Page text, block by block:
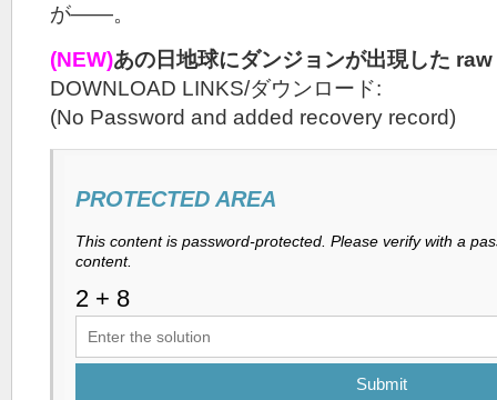
が――。
(NEW)あの日地球にダンジョンが出現した
DOWNLOAD LINKS/ダウンロード:
(No Password and added recovery record)
PROTECTED AREA
This content is password-protected. Please verify with a
content.
Submit